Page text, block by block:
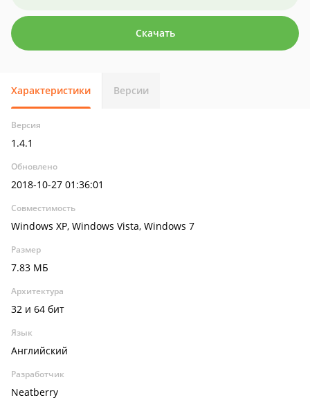
Скачать
Характеристики Версии
Версия
1.4.1
Обновлено
2018-10-27 01:36:01
Совместимость
Windows XP, Windows Vista, Windows 7
Размер
7.83 МБ
Архитектура
32 и 64 бит
Язык
Английский
Разработчик
Neatberry